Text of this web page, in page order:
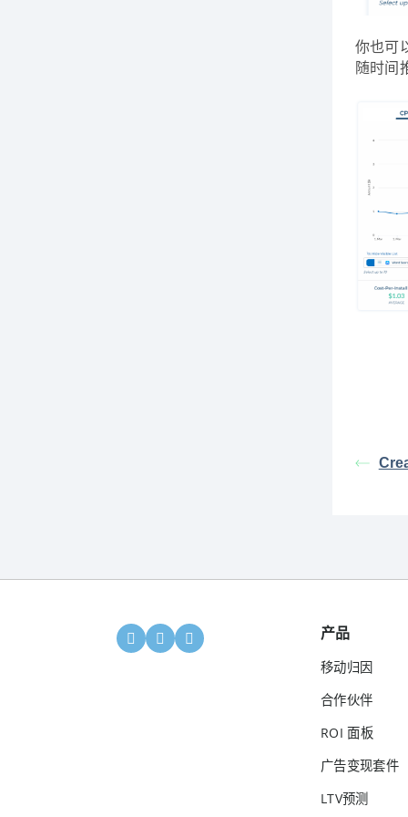
你也可
随时间
产品
移动归因
合作伙伴
ROI 面板
广告变现套件
LTV预测